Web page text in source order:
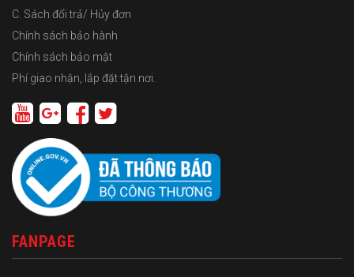
C. Sách đổi trả/ Hủy đơn
Chính sách bảo hành
Chính sách bảo mật
Phí giao nhận, lắp đặt tận nơi.
FANPAGE